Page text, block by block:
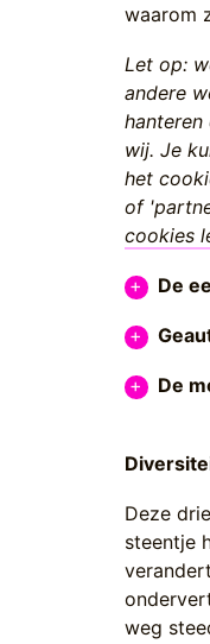
waarom
Let op:
andere
wij. Je
het
of
cookies
De
De
Deze
steentje
weg